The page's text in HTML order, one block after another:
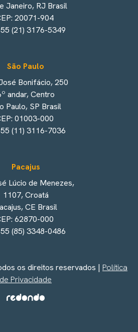
Janeiro, RJ Brasil
20071-904
(21) 3176-5349
São Paulo
Bonifácio, 250
andar, Centro
Paulo, SP Brasil
01003-000
(11) 3116-7036
Pacajus
Lúcio de Menezes,
1107, Croatá
CE Brasil
62870-000
(85) 3348-0486
os direitos reservados | Política
de Privacidade